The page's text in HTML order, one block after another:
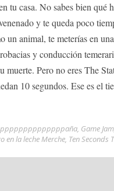
tu casa. No sabes bien qué
y te queda poco
un animal, te meterías en
y conducción
muerte. Pero no eres The
10 segundos. Ese es el
, Game Jam
en la leche Merche, Ten Seconds